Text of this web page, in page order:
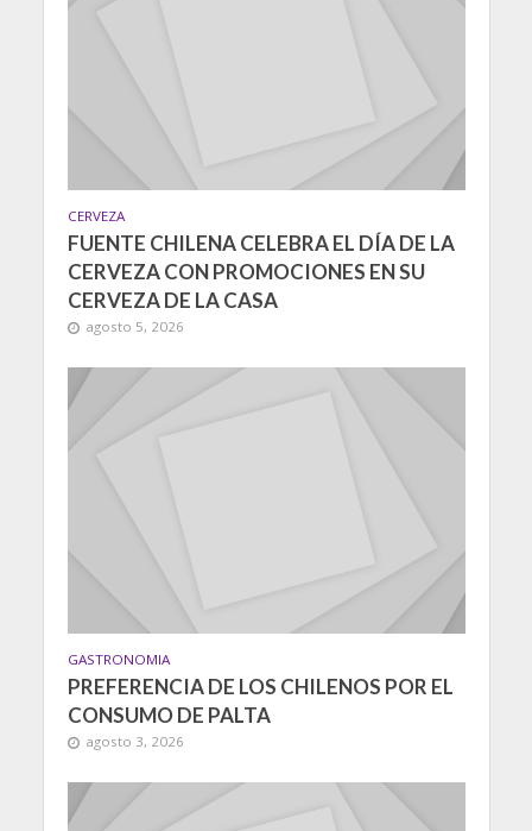
CERVEZA
FUENTE CHILENA CELEBRA EL DÍA DE LA
CERVEZA CON PROMOCIONES EN SU
CERVEZA DE LA CASA
agosto 5, 2026
GASTRONOMIA
PREFERENCIA DE LOS CHILENOS POR EL
CONSUMO DE PALTA
agosto 3, 2026